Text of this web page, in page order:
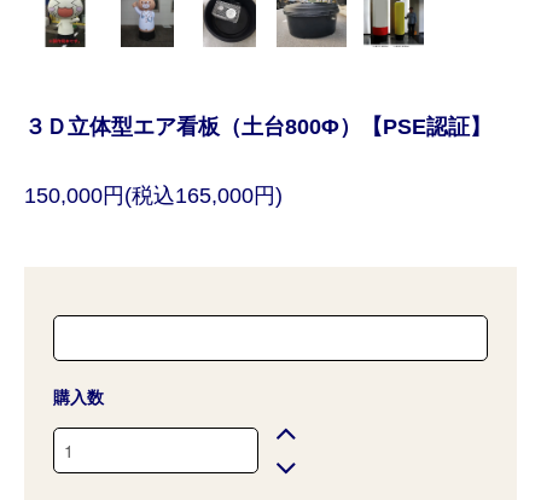
３Ｄ立体型エア看板（土台800Φ）【PSE認証】
150,000円(税込165,000円)
購入数